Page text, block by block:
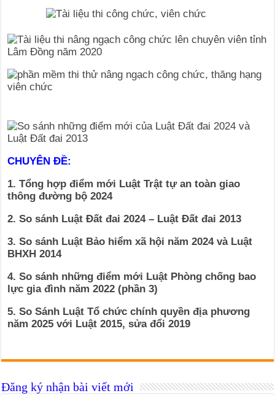
CHUYÊN ĐỀ:
1. Tổng hợp điểm mới Luật Trật tự an toàn giao
thông đường bộ 2024
2. So sánh Luật Đất đai 2024 – Luật Đất đai 2013
3. So sánh Luật Bảo hiểm xã hội năm 2024 và Luật
BHXH 2014
4. So sánh những điểm mới Luật Phòng chống bao
lực gia đình năm 2022 (phần 3)
5. So Sánh Luật Tổ chức chính quyền địa phương
năm 2025 với Luật 2015, sửa đổi 2019
Đăng ký nhận bài viết mới